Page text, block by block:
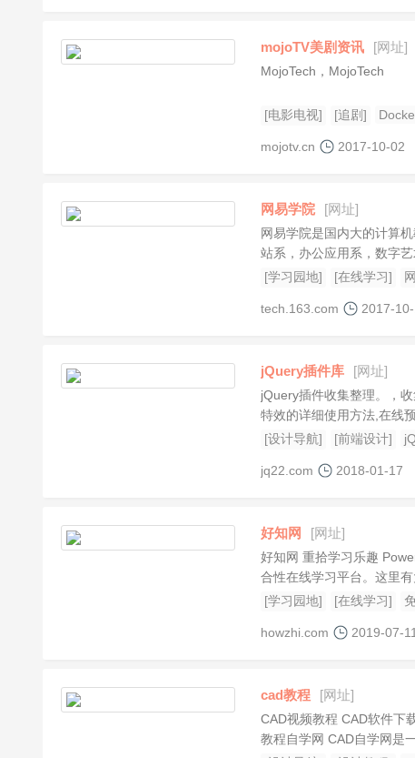
mojoTV美剧资讯 [网址]
MojoTech，MojoTech
[电影电视] [追剧]
mojotv.cn 2017-10-02
网易学院 [网址]
网易学院是国内大的计算
站系，办公应用系，数字
等特色栏目。网易学院...
[学习园地] [在线学习]
tech.163.com 2017-10-
jQuery插件库 [网址]
jQuery插件收集整理。，
特效的详细使用方法,在线
[设计导航]
[前端设计]
jq22.com 2018-01-17
好知网 [网址]
好知网 重拾学习乐趣
合性在线学习平台。这里
[学习园地]
[在线学习]
howzhi.com 2019-07-11
cad教程 [网址]
CAD视频教程 CAD软件下
教程自学网 CAD自学网是